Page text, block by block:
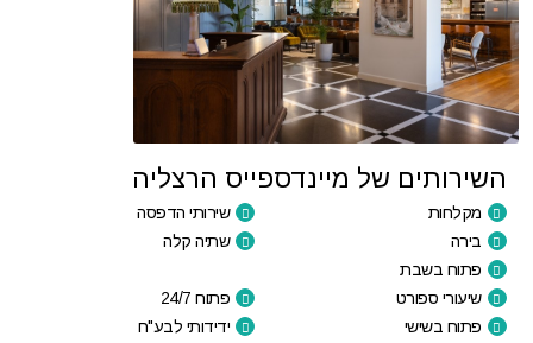
השירותים של מיינדספייס הרצליה
מקלחות
שירותי הדפסה
בירה
שתיה קלה
פתוח בשבת
שיעורי ספורט
פתוח 24/7
פתוח בשישי
ידידותי לבע"ח